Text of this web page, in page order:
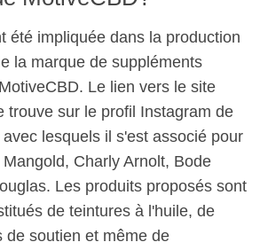
été impliquée dans la production
la marque de suppléments
Le lien vers le site
trouve sur le profil Instagram de
lesquels il s'est associé pour
Charly Arnolt, Bode
Les produits proposés sont
de teintures à l'huile, de
de soutien et même de